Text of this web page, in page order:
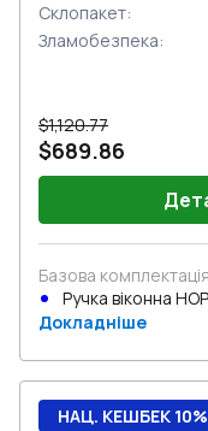
Склопакет:
Зламобезпека:
$1,120.77
$689.86
Базова комплектація
Ручка віконна
Докладніше
НАЦ. КЕШБЕК 10%